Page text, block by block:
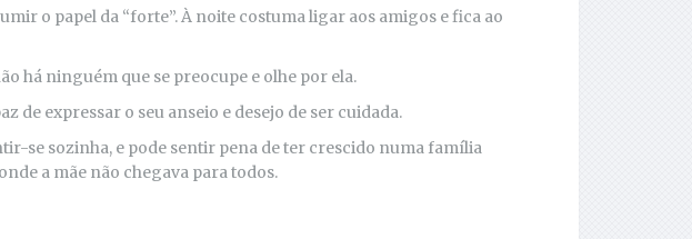
o papel da “forte”. À noite costuma ligar aos amigos e fica ao
há ninguém que se preocupe e olhe por ela.
de expressar o seu anseio e desejo de ser cuidada.
se sozinha, e pode sentir pena de ter crescido numa família
a mãe não chegava para todos.